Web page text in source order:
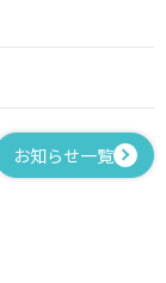
お知らせ一覧